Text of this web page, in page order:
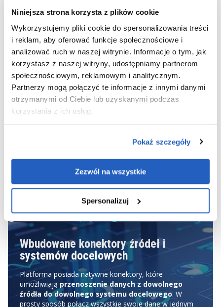
Niniejsza strona korzysta z plików cookie
Wykorzystujemy pliki cookie do spersonalizowania treści
i reklam, aby oferować funkcje społecznościowe i
analizować ruch w naszej witrynie. Informacje o tym, jak
korzystasz z naszej witryny, udostępniamy partnerom
społecznościowym, reklamowym i analitycznym.
Partnerzy mogą połączyć te informacje z innymi danymi
otrzymanymi od Ciebie lub uzyskanymi podczas
korzystania z ich usług.
Pokaż szczegóły
Zezwól na wszystkie
Spersonalizuj
Wbudowane konektory źródeł i
systemów docelowych
Platforma posiada natywne konektory, które
umożliwiają przenoszenie danych z dowolnego
źródła do dowolnego systemu docelowego. W
prosty sposób połącz wszystkie swoje dane w jednym